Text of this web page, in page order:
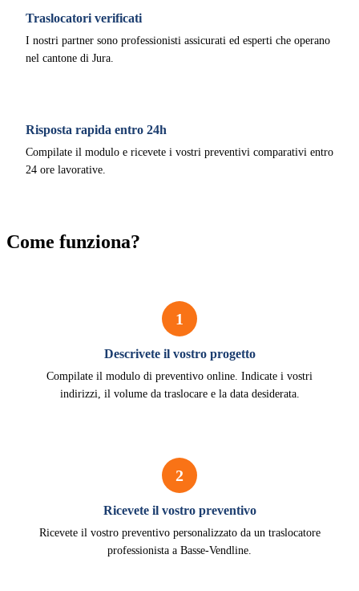
Traslocatori verificati
I nostri partner sono professionisti assicurati ed esperti che operano
nel cantone di Jura.
Risposta rapida entro 24h
Compilate il modulo e ricevete i vostri preventivi comparativi entro
24 ore lavorative.
Come funziona?
1
Descrivete il vostro progetto
Compilate il modulo di preventivo online. Indicate i vostri
indirizzi, il volume da traslocare e la data desiderata.
2
Ricevete il vostro preventivo
Ricevete il vostro preventivo personalizzato da un traslocatore
professionista a Basse-Vendline.